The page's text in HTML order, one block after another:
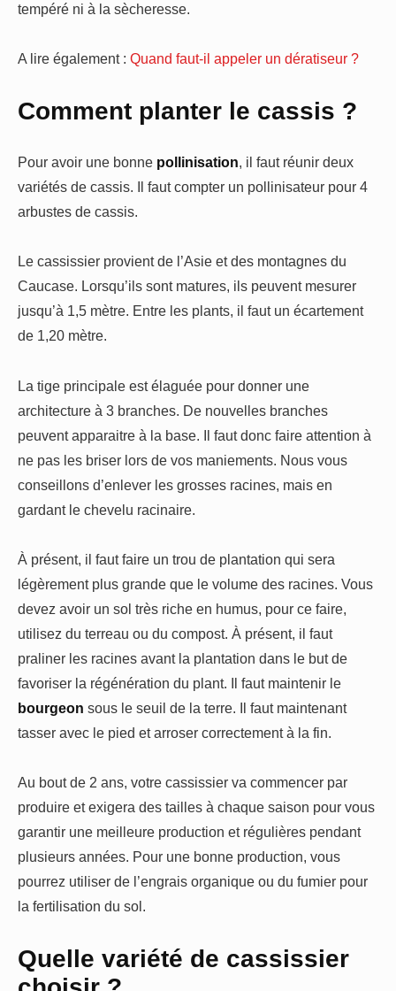
tempéré ni à la sècheresse.
A lire également : Quand faut-il appeler un dératiseur ?
Comment planter le cassis ?
Pour avoir une bonne pollinisation, il faut réunir deux
variétés de cassis. Il faut compter un pollinisateur pour 4
arbustes de cassis.
Le cassissier provient de l’Asie et des montagnes du
Caucase. Lorsqu’ils sont matures, ils peuvent mesurer
jusqu’à 1,5 mètre. Entre les plants, il faut un écartement
de 1,20 mètre.
La tige principale est élaguée pour donner une
architecture à 3 branches. De nouvelles branches
peuvent apparaitre à la base. Il faut donc faire attention à
ne pas les briser lors de vos maniements. Nous vous
conseillons d’enlever les grosses racines, mais en
gardant le chevelu racinaire.
À présent, il faut faire un trou de plantation qui sera
légèrement plus grande que le volume des racines. Vous
devez avoir un sol très riche en humus, pour ce faire,
utilisez du terreau ou du compost. À présent, il faut
praliner les racines avant la plantation dans le but de
favoriser la régénération du plant. Il faut maintenir le
bourgeon sous le seuil de la terre. Il faut maintenant
tasser avec le pied et arroser correctement à la fin.
Au bout de 2 ans, votre cassissier va commencer par
produire et exigera des tailles à chaque saison pour vous
garantir une meilleure production et régulières pendant
plusieurs années. Pour une bonne production, vous
pourrez utiliser de l’engrais organique ou du fumier pour
la fertilisation du sol.
Quelle variété de cassissier